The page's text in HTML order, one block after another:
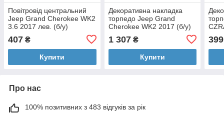
Повітровід центральний
Jeep Grand Cherokee WK2
3.6 2017 лев. (б/у)
407 ₴
Купити
Декоративна накладка
торпедо Jeep Grand
Cherokee WK2 2017 (б/у)
1 307₴
Купити
399
Про нас
100% позитивних з 483 відгуків за рік